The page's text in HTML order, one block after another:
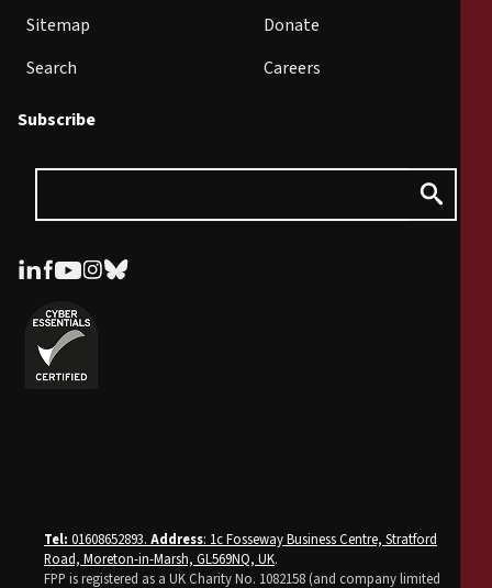
Sitemap
Search
Donate
Careers
Subscribe
Tel: 01608652893. Address: 1c Fosseway Business Centre, Stratford
Road, Moreton-in-Marsh, GL569NQ, UK.
FPP is registered as a UK Charity No. 1082158 (and company limited